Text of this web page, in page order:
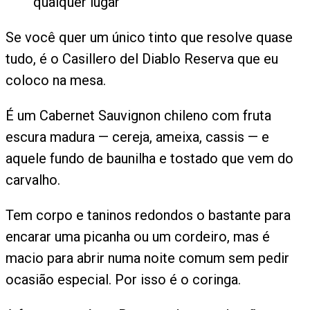
Se você quer um único tinto que resolve quase
tudo, é o Casillero del Diablo Reserva que eu
coloco na mesa.
É um Cabernet Sauvignon chileno com fruta
escura madura — cereja, ameixa, cassis — e
aquele fundo de baunilha e tostado que vem do
carvalho.
Tem corpo e taninos redondos o bastante para
encarar uma picanha ou um cordeiro, mas é
macio para abrir numa noite comum sem pedir
ocasião especial. Por isso é o coringa.